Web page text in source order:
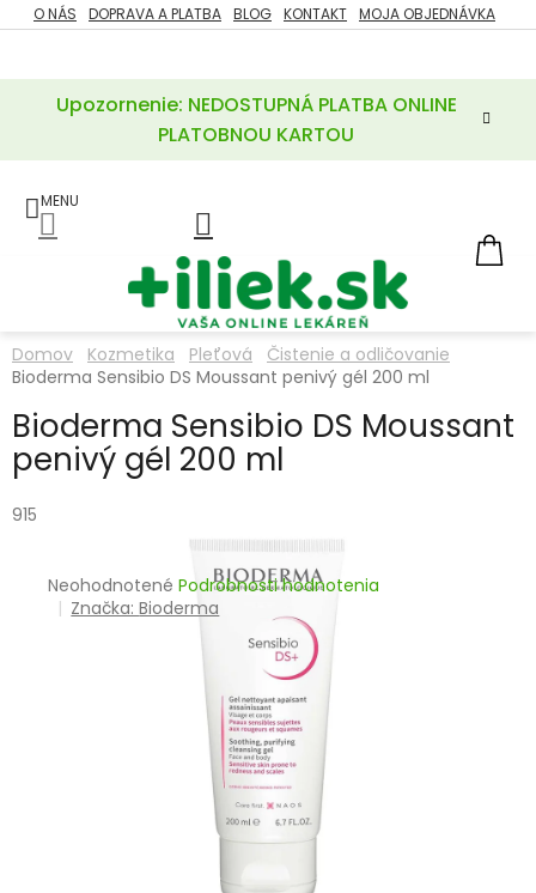
Prejsť
na
Upozornenie: NEDOSTUPNÁ PLATBA ONLINE
PLATOBNOU KARTOU
O NÁS DOPRAVA A PLATBA BLOG KONTAKT MOJA OBJEDNÁVKA
ZĽAVY
POTREBY
A
LIEKY
VITAMÍNY
MINERÁLY
KOZMETIKA
EROTIKA
Domov Kozmetika Pleťová
Čistenie a odličovanie
Bioderma Sensibio DS Moussant penivý gél 200 ml
Bioderma Sensibio DS Moussant
penivý gél 200 ml
915
Priemerné
hodnotenie
Neohodnotené Podrobnosti hodnotenia
Značka:Bioderma